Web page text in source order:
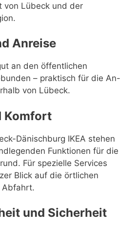
von Lübeck und der
Anreise
an den öffentlichen
– praktisch für die An-
von Lübeck.
Komfort
Dänischburg IKEA stehen
Funktionen für die
Für spezielle Services
Blick auf die örtlichen
Abfahrt.
und Sicherheit